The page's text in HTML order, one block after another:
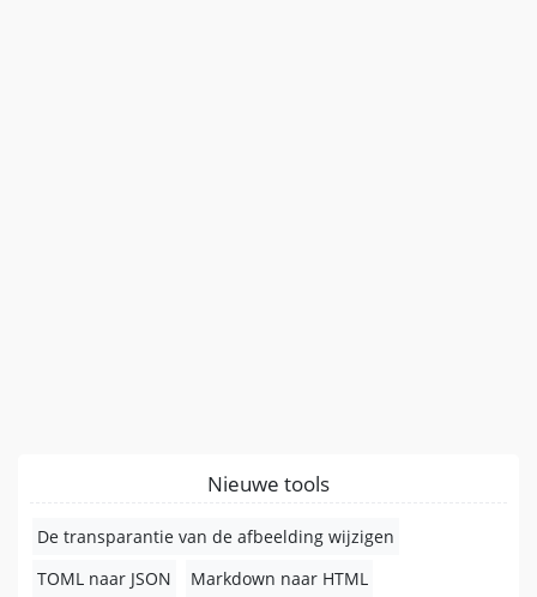
Nieuwe tools
De transparantie van de afbeelding wijzigen
TOML naar JSON
Markdown naar HTML